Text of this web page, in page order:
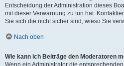
Entscheidung der Administration dieses
mit dieser Verwarnung zu tun hat.
Sie sich die nicht sicher sind, wieso Sie
Nach oben
Wie kann ich Beiträge den Moderatoren
Wenn ein Administrator die